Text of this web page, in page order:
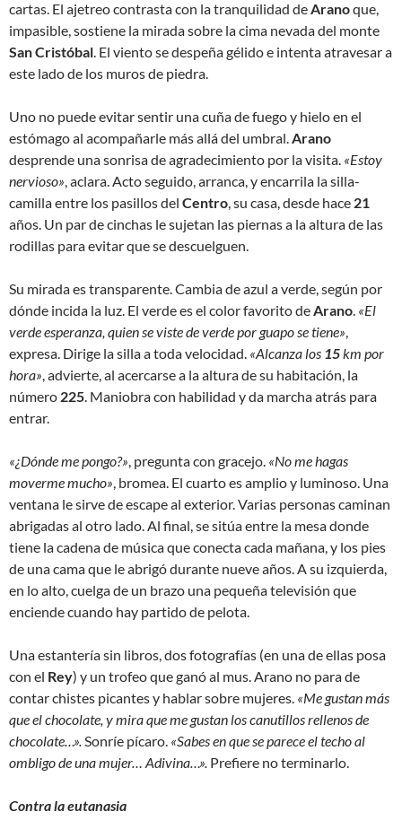
cartas. El ajetreo contrasta con la tranquilidad deAranoque,
impasible, sostiene la mirada sobre la cima nevada del monte
San Cristóbal. El viento se despeña gélido e intenta atravesar a
este lado de los muros de piedra.
Uno no puede evitar sentir una cuña de fuego y hielo en el
estómago al acompañarle más allá del umbral.Arano
desprende una sonrisa de agradecimiento por la visita. «Estoy
nervioso», aclara. Acto seguido, arranca, y encarrila la silla-
camilla entre los pasillos del Centro, su casa, desde hace 21
años. Un par de cinchas le sujetan las piernas a la altura de las
rodillas para evitar que se descuelguen.
Su mirada es transparente. Cambia de azul a verde, según por
dónde incida la luz. El verde es el color favorito deArano. «El
verde esperanza, quien se viste de verde por guapo se tiene»,
expresa. Dirige la silla a toda velocidad. «Alcanza los 15km por
hora», advierte, al acercarse a la altura de su habitación, la
número 225. Maniobra con habilidad y da marcha atrás para
entrar.
«¿Dónde me pongo?», pregunta con gracejo. «No me hagas
moverme mucho», bromea. El cuarto es amplio y luminoso. Una
ventana le sirve de escape al exterior. Varias personas caminan
abrigadas al otro lado. Al final, se sitúa entre la mesa donde
tiene la cadena de música que conecta cada mañana, y los pies
de una cama que le abrigó durante nueve años. A su izquierda,
en lo alto, cuelga de un brazo una pequeña televisión que
enciende cuando hay partido de pelota.
Una estantería sin libros, dos fotografías (en una de ellas posa
con el Rey) y un trofeo que ganó al mus. Arano no para de
contar chistes picantes y hablar sobre mujeres. «Me gustan más
que el chocolate, y mira que me gustan los canutillos rellenos de
chocolate…».Sonríe pícaro. «Sabes en que se parece el techo al
ombligo de una mujer… Adivina…». Prefiere no terminarlo.
Contra la eutanasia